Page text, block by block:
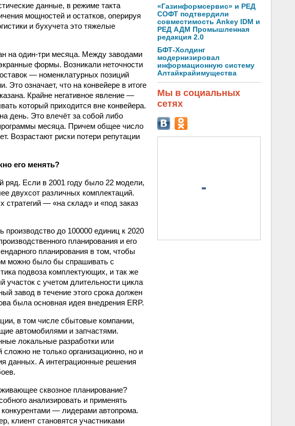
данные, в режиме такта
мощностей и остатков, оперируя
и бухучета это тяжелые
на один-три месяца. Между заводами
формы. Возникали неточности
— номенклатурных позиций
означает, что на конвейере в итоге
Крайне негативное явление —
который приходится вне конвейера.
день. Это влечёт за собой либо
месяца. Причем общее число
Возрастают риски потери репутации
его менять?
Если в 2001 году было 22 модели,
двухсот различных комплектаций.
стратегий — «на склад» и «под заказ
до 100000 единиц к 2020
планирования и его
планирования в том, чтобы
можно было бы спрашивать с
подвоза комплектующих, и так же
участок с учетом длительности цикла
завод в течение этого срока должен
была основная идея внедрения ERP.
в том числе сбытовые компании,
автомобилями и запчастями.
локальные разработки или
не только организационно, но и
данных. А интеграционные решения
сквозное планирование?
анализировать и применять
— лидерами автопрома.
клиент становятся участниками
«Газинформсервис» и РЕД
СОФТ подтвердили
совместимость Ankey IDM и
РЕД АДМ Промышленная
редакция 2.0
БФТ-Холдинг
модернизировал
информационную систему
Алтайкрайимущества
Мы в социальных
сетях